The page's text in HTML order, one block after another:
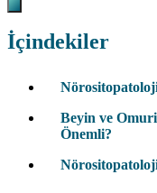
İçindekiler
Beyin ve
Önemli?